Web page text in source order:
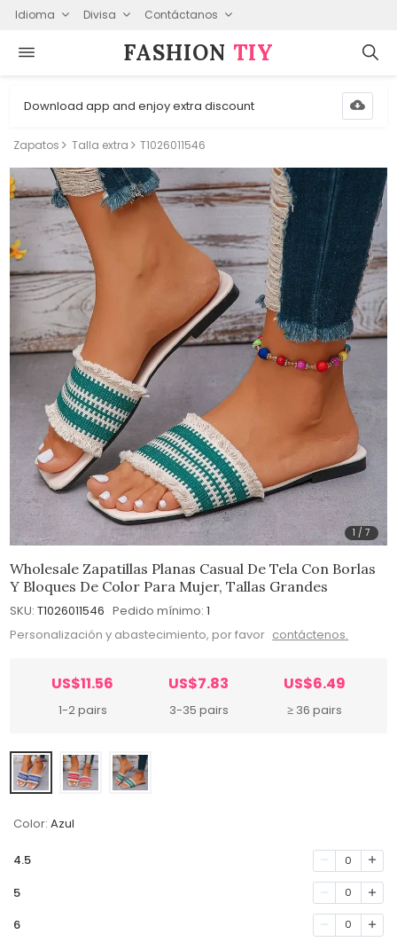
Idioma Divisa Contáctanos
FASHION⁠ TIY
Download app and enjoy extra discount
Zapatos Talla extra T1026011546
1 /7
Wholesale Zapatillas Planas Casual De Tela Con Borlas
Y Bloques De Color Para Mujer, Tallas Grandes
SKU: T1026011546 Pedido mínimo: 1
Personalización y abastecimiento, por favor contáctenos.
US$11.56
1-2 pairs
US$7.83
3-35 pairs
US$6.49
≥ 36 pairs
Color: Azul
4.5 0
5 0
6 0